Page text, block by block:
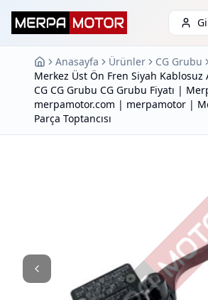
Anasayfa Ürünler
CG Grubu
Merkez Üst Ön Fren Siyah
CG CG Grubu CG Grubu Fiyatı |
merpamotor.com | merpamotor |
Parça Toptancısı